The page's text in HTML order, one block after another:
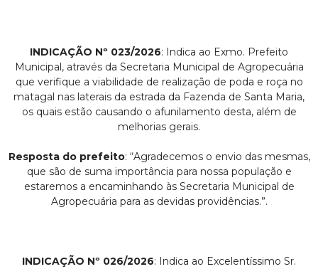
INDICAÇÃO Nº 023/2026: Indica ao Exmo. Prefeito
Municipal, através da Secretaria Municipal de Agropecuária
que verifique a viabilidade de realização de poda e roça no
matagal nas laterais da estrada da Fazenda de Santa Maria,
os quais estão causando o afunilamento desta, além de
melhorias gerais.
Resposta do prefeito: “Agradecemos o envio das mesmas,
que são de suma importância para nossa população e
estaremos a encaminhando às Secretaria Municipal de
Agropecuária para as devidas providências.”.
INDICAÇÃO Nº 026/2026: Indica ao Excelentíssimo Sr.